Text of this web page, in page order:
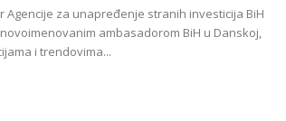
Agencije za unapređenje stranih investicija BiH
novoimenovanim ambasadorom BiH u Danskoj,
i trendovima...